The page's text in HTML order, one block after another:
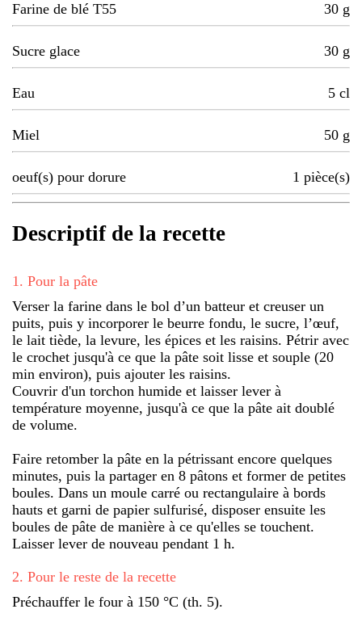
Farine de blé T55
30 g
Sucre glace 30 g
Eau 5 cl
Miel 50 g
oeuf(s) pour dorure 1 pièce(s)
Descriptif de la recette
1 . Pour la pâte
Verser la farine dans le bol d’un batteur et creuser un
puits, puis y incorporer le beurre fondu, le sucre, l’œuf,
le lait tiède, la levure, les épices et les raisins. Pétrir avec
le crochet jusqu'à ce que la pâte soit lisse et souple (20
min environ), puis ajouter les raisins.
Couvrir d'un torchon humide et laisser lever à
température moyenne, jusqu'à ce que la pâte ait doublé
de volume.
Faire retomber la pâte en la pétrissant encore quelques
minutes, puis la partager en 8 pâtons et former de petites
boules. Dans un moule carré ou rectangulaire à bords
hauts et garni de papier sulfurisé, disposer ensuite les
boules de pâte de manière à ce qu'elles se touchent.
Laisser lever de nouveau pendant 1 h.
2. Pour le reste de la recette
Préchauffer le four à 150 °C (th. 5).